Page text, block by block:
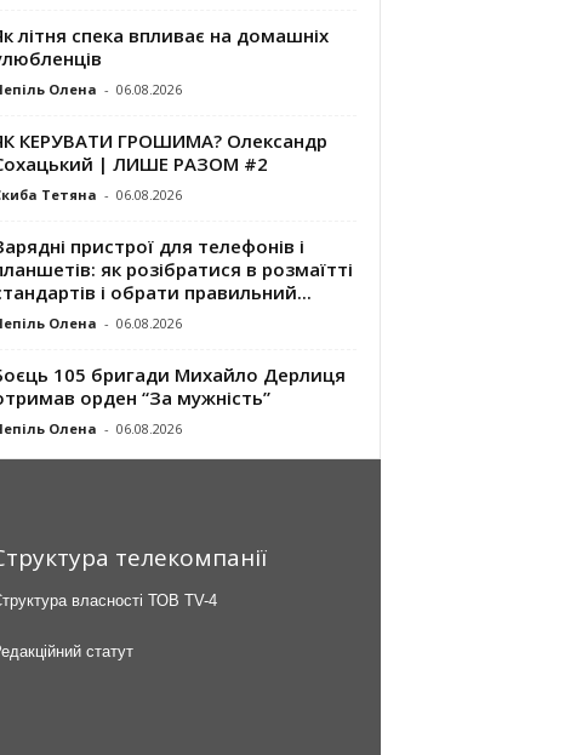
літня спека впливає на домашніх
Олена - 06.08.2026
КЕРУВАТИ ГРОШИМА? Олександр
| ЛИШЕ РАЗОМ #2
Тетяна - 06.08.2026
пристрої для телефонів і
як розібратися в розмаїтті
і обрати правильний...
Олена - 06.08.2026
105 бригади Михайло Дерлиця
орден “За мужність”
Олена - 06.08.2026
телекомпанії
власності ТОВ TV-4
статут